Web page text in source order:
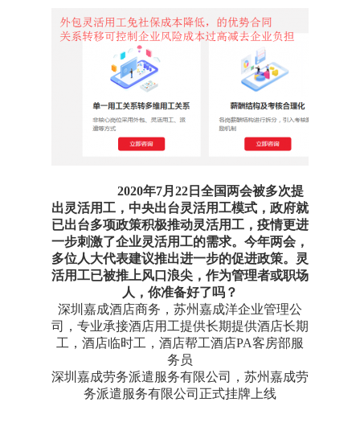
2020年7月22日全国两会被多次提
出灵活用工，中央出台灵活用工模式，政府就
已出台多项政策积极推动灵活用工，疫情更进
一步刺激了企业灵活用工的需求。今年两会，
多位人大代表建议推出进一步的促进政策。灵
活用工已被推上风口浪尖，作为管理者或职场
人，你准备好了吗？
深圳嘉成酒店商务，苏州嘉成洋企业管理公
司，专业承接酒店用工提供长期提供酒店长期
工，酒店临时工，酒店帮工酒店PA客房部服
务员
深圳嘉成劳务派遣服务有限公司，苏州嘉成劳
务派遣服务有限公司正式挂牌上线